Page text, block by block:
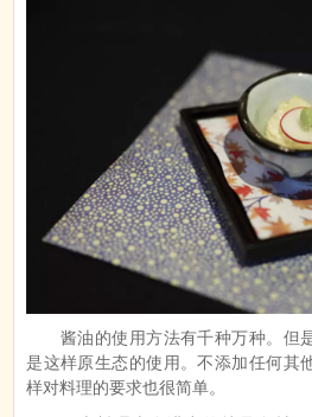
酱油的使用方法有千种万种。但
是这样原生态的使用。不添加任何其
样对料理的要求也很简单。